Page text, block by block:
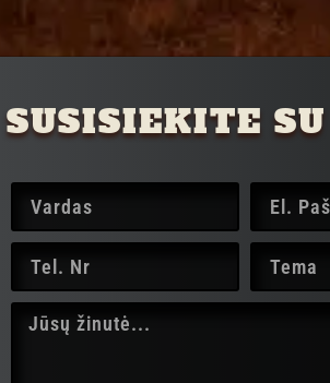
SUSISIEKITE